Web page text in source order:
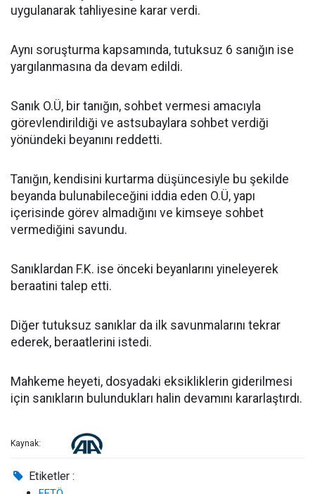
uygulanarak tahliyesine karar verdi.
Aynı soruşturma kapsamında, tutuksuz 6 sanığın ise
yargılanmasına da devam edildi.
Sanık O.Ü, bir tanığın, sohbet vermesi amacıyla
görevlendirildiği ve astsubaylara sohbet verdiği
yönündeki beyanını reddetti.
Tanığın, kendisini kurtarma düşüncesiyle bu şekilde
beyanda bulunabileceğini iddia eden O.Ü, yapı
içerisinde görev almadığını ve kimseye sohbet
vermediğini savundu.
Sanıklardan F.K. ise önceki beyanlarını yineleyerek
beraatini talep etti.
Diğer tutuksuz sanıklar da ilk savunmalarını tekrar
ederek, beraatlerini istedi.
Mahkeme heyeti, dosyadaki eksikliklerin giderilmesi
için sanıkların bulundukları halin devamını kararlaştırdı.
Kaynak:
Etiketler :